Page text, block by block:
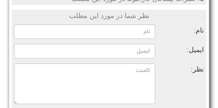
نظر شما در مورد این مطلب
نام:
ایمیل:
نظر: